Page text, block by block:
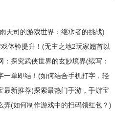
天司的游戏世界：继承者的挑战)
体验提升！(无主之地2玩家翘首以
获得飞跃式优化！)
：探究武侠世界的玄妙境界(续写：
侠世界的神秘奥妙)
一单即结！(如何结合手机打字，轻
最新推荐(探索最热门手游，手游宝
荐指南)
弄(如何制作游戏中的扫码领红包？)